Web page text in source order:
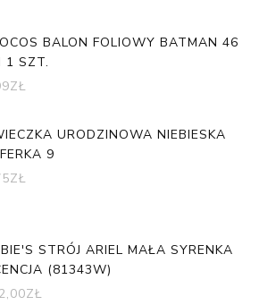
BALON FOLIOWY BATMAN 46
1 SZT.
ZŁ
URODZINOWA NIEBIESKA
9
ZŁ
STRÓJ ARIEL MAŁA SYRENKA
(81343W)
ZŁ